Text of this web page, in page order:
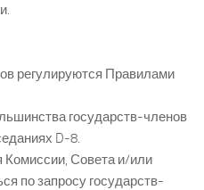
регулируются Правилами
государств-членов
D-8.
Комиссии, Совета и/или
по запросу государств-